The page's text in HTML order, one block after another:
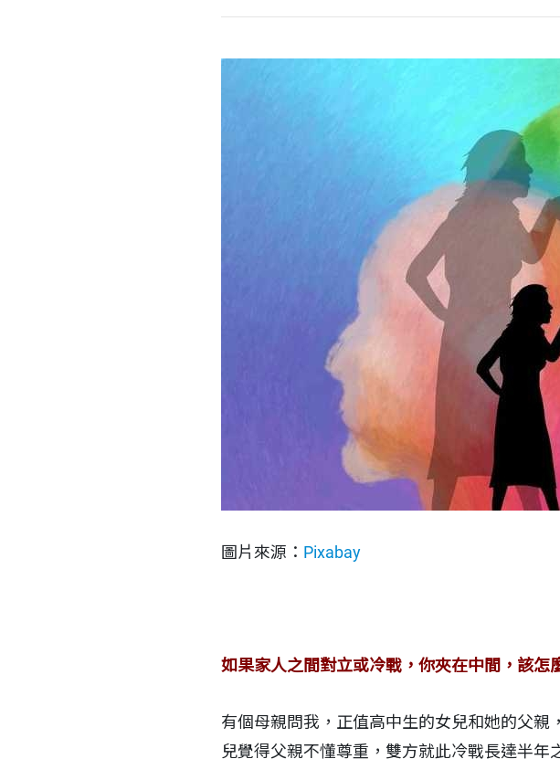
圖片來源： Pixabay
如果家人之間對立或冷戰，你夾在中間，該怎
有個母親問我，正值高中生的女兒和她的父
兒覺得父親不懂尊重，雙方就此冷戰長達半年